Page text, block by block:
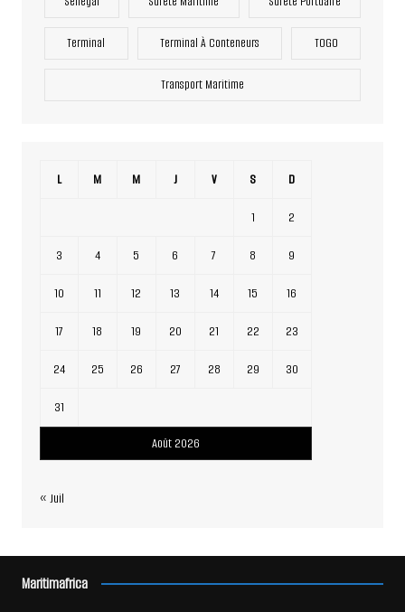
Terminal Terminal À Conteneurs TOGO
Transport Maritime
Août 2026
L M M J V S D
1 2
3 4 5 6 7 8 9
10 11 12 13 14 15 16
17 18 19 20 21 22 23
24 25 26 27 28 29 30
31
« Juil
Maritimafrica